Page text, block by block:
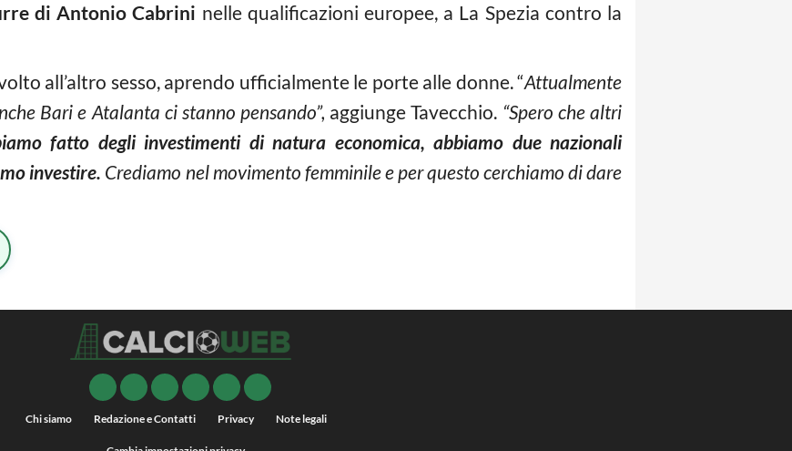
di Antonio Cabrini nelle qualificazioni europee, a La Spezia contro la
all’altro sesso, aprendo ufficialmente le porte alle donne. “Attualmente
Bari e Atalanta ci stanno pensando”, aggiunge Tavecchio. “Spero che altri
fatto degli investimenti di natura economica, abbiamo due nazionali
investire. Crediamo nel movimento femminile e per questo cerchiamo di dare
Chi siamo Redazione e Contatti Privacy Note legali